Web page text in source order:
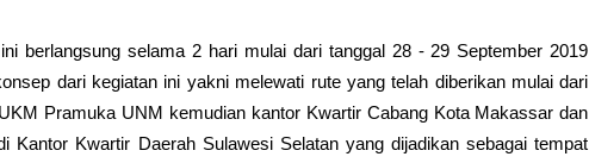
berlangsung selama 2 hari mulai dari tanggal 28 - 29 September 2019
dari kegiatan ini yakni melewati rute yang telah diberikan mulai dari
Pramuka UNM kemudian kantor Kwartir Cabang Kota Makassar dan
Kantor Kwartir Daerah Sulawesi Selatan yang dijadikan sebagai tempat